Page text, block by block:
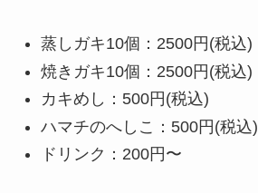
蒸しガキ10個：2500円(税込)
焼きガキ10個：2500円(税込)
カキめし：500円(税込)
ハマチのへしこ：500円(税込)
ドリンク：200円〜